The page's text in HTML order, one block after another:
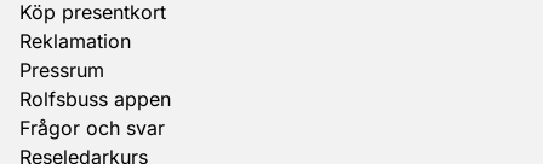
Köp presentkort
Reklamation
Pressrum
Rolfsbuss appen
Frågor och svar
Reseledarkurs